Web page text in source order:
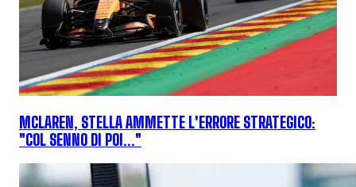
MCLAREN, STELLA AMMETTE L'ERRORE STRATEGICO:
"COL SENNO DI POI..."